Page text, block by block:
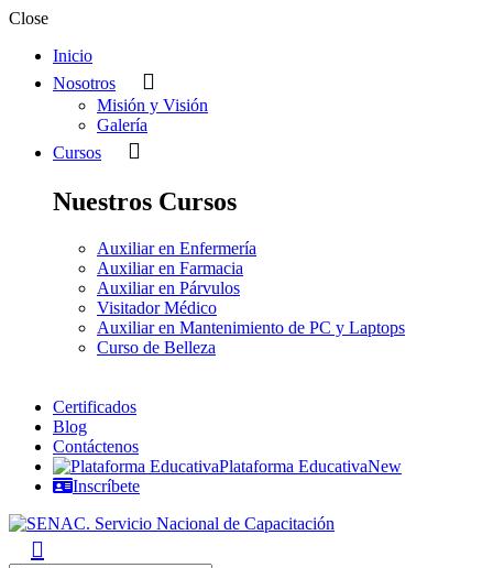
Close
Inicio
Nosotros
Misión y Visión
Galería
Cursos
Nuestros Cursos
Auxiliar en Enfermería
Auxiliar en Farmacia
Auxiliar en Párvulos
Visitador Médico
Auxiliar en Mantenimiento de PC y Laptops
Curso de Belleza
Certificados
Blog
Contáctenos
Plataforma EducativaNew
Inscríbete